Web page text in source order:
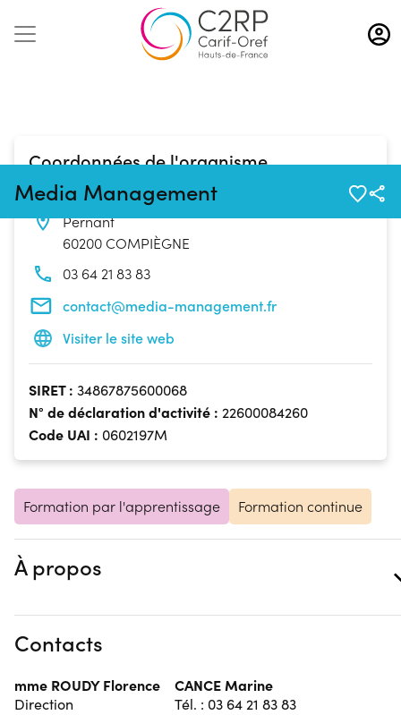
Aller
au
contenu
Media Management
Coordonnées de l'organisme
Bâtiment Le Cluster 18 Rue du Fonds
Pernant
60200 COMPIÈGNE
03 64 21 83 83
contact@media-management.fr
Visiter le site web
SIRET : 34867875600068
N° de déclaration d'activité : 22600084260
Code UAI : 0602197M
Formation par l'apprentissage Formation continue
À propos
Contacts
mme ROUDY Florence
Direction
CANCE Marine
Tél. : 03 64 21 83 83